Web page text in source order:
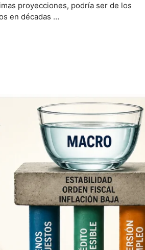
proyecciones, podría ser de los
en décadas …